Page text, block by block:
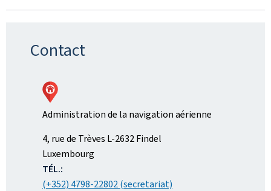
Contact
Administration de la navigation aérienne
ADRESSE
:
4, rue de Trèves L-2632Findel
Luxembourg
TÉL.:
(+352) 4798-22802 (secretariat)